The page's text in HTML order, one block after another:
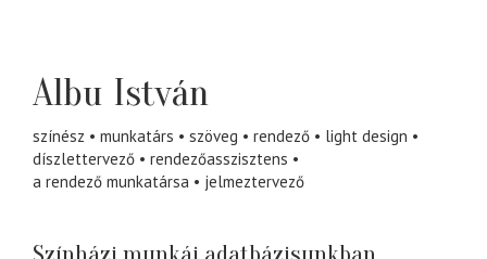
Albu István
színész munkatárs szöveg rendező
light design
díszlettervező
rendezőasszisztens
a rendező munkatársa
jelmeztervező